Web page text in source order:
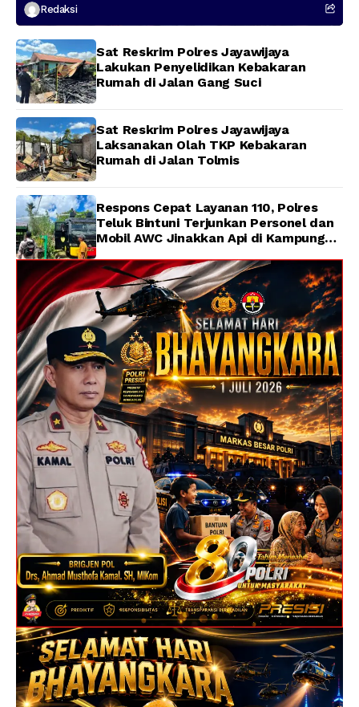
Hilang di Sungai Memti
Redaksi
Sat Reskrim Polres Jayawijaya
Lakukan Penyelidikan Kebakaran
Rumah di Jalan Gang Suci
Sat Reskrim Polres Jayawijaya
Laksanakan Olah TKP Kebakaran
Rumah di Jalan Tolmis
Respons Cepat Layanan 110, Polres
Teluk Bintuni Terjunkan Personel dan
Mobil AWC Jinakkan Api di Kampung